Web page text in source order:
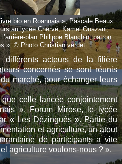
bio en Roannais », Pascale Beaux
au lycée Chervé, Kamel Ouazani,
plan Philippe Blanchin, patron
». © Photo Christian verdet
différents acteurs de la filière
concernés se sont réunis
marché, pour échanger leurs
celle lancée conjointement
», Forum Mirose, le lycée
« Les Dézingués ». Partie du
et agriculture, un atout
de participants a vite
agriculture voulons-nous ? ».